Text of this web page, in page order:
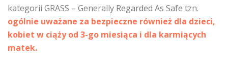
kategorii GRASS – Generally Regarded As Safe tzn.
ogólnie uważane za bezpieczne również dla dzieci,
kobiet w ciąży od 3-go miesiąca i dla karmiących
matek.